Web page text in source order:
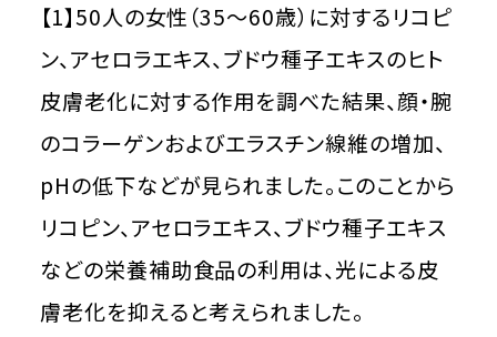
【1】50人の女性（35～60歳）に対するリコピ
ン、アセロラエキス、ブドウ種子エキスのヒト
皮膚老化に対する作用を調べた結果、顔・腕
のコラーゲンおよびエラスチン線維の増加、
pHの低下などが見られました。このことから
リコピン、アセロラエキス、ブドウ種子エキス
などの栄養補助食品の利用は、光による皮
膚老化を抑えると考えられました。